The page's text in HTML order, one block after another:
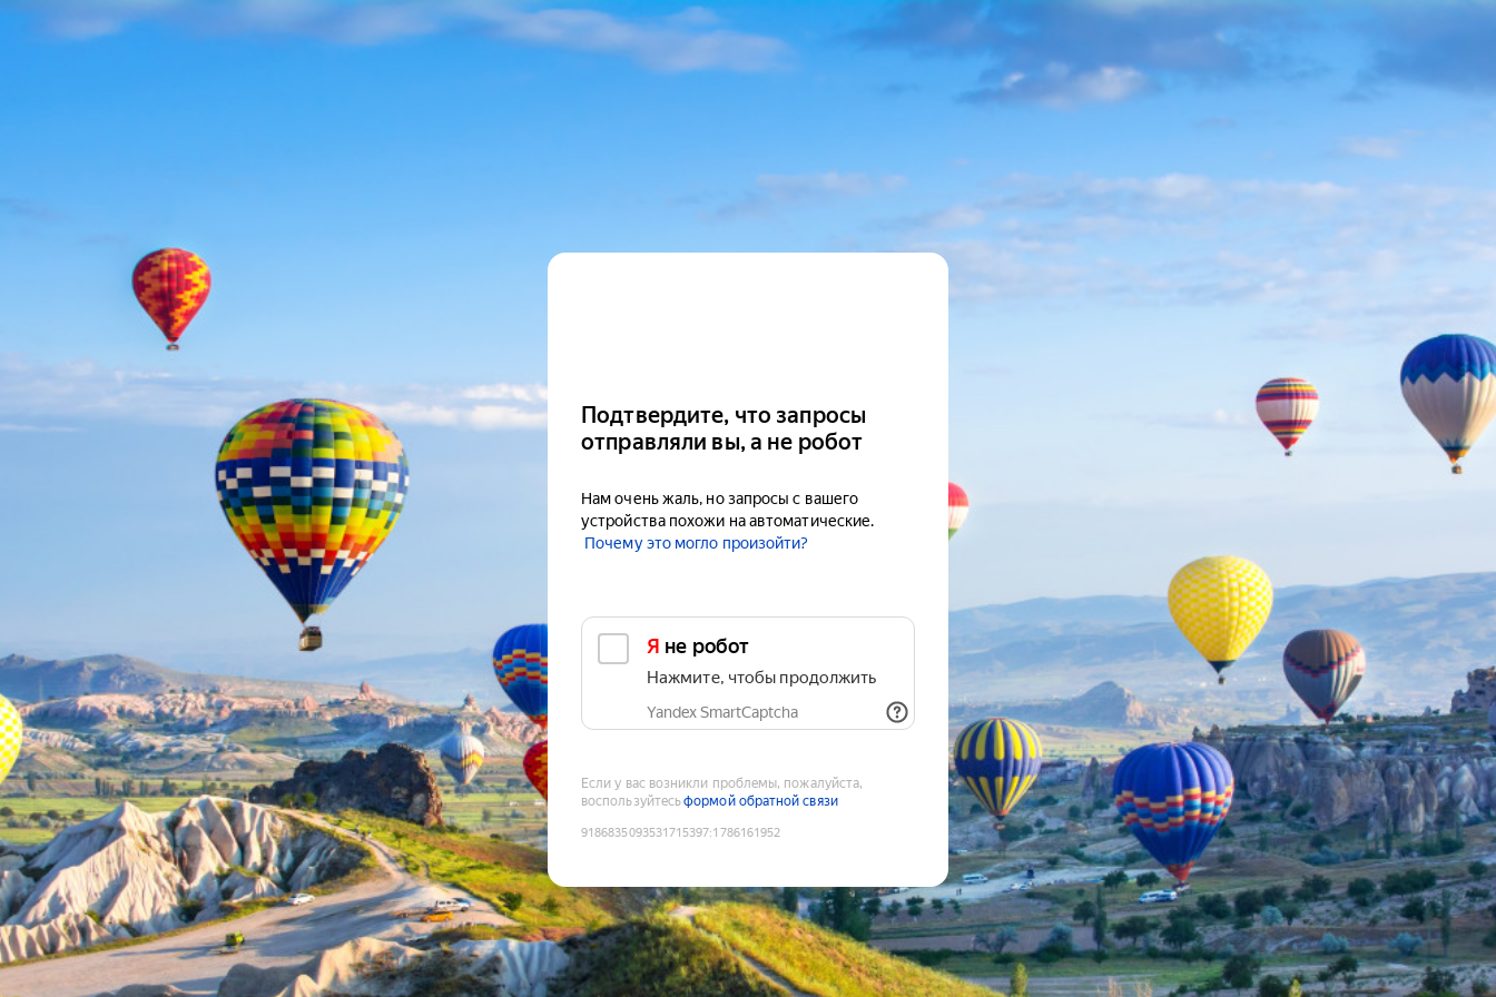
Подтвердите, что запросы
отправляли вы, а не робот
Нам очень жаль, но запросы с вашего
устройства похожи на автоматические.
Почему это могло произойти?
Я не робот
Нажмите, чтобы продолжить
Yandex SmartCaptcha
Если у вас возникли проблемы, пожалуйста,
воспользуйтесьформой обратной связи
9186835093531715397:1786161952